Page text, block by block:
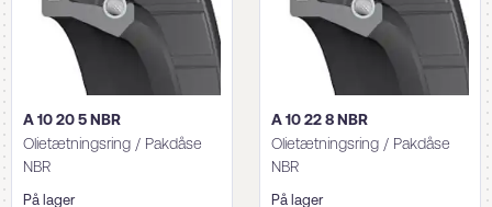
A 10 20 5 NBR
Olietætningsring / Pakdåse
NBR
På lager
A 10 22 8 NBR
Olietætningsring / Pakdåse
NBR
På lager